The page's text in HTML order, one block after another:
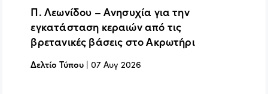
Π. Λεωνίδου – Ανησυχία για την
εγκατάσταση κεραιών από τις
βρετανικές βάσεις στο Ακρωτήρι
Δελτίο Τύπου |07 Αυγ 2026